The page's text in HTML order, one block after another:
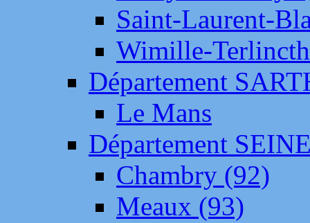
Saint-Laurent-
Wimille-
Département
Le Mans
Département
Chambry (92)
Meaux (93)